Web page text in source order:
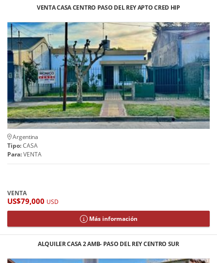
VENTA CASA CENTRO PASO DEL REY APTO CRED HIP
Argentina
Tipo:CASA
Para:VENTA
VENTA
US$79,000 USD
Más información
ALQUILER CASA 2 AMB- PASO DEL REY CENTRO SUR